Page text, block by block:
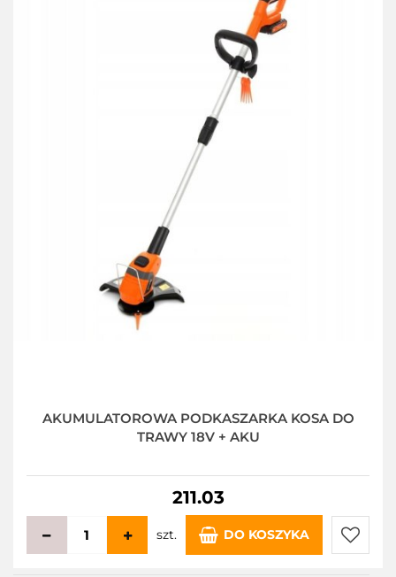
AKUMULATOROWA PODKASZARKA KOSA DO
TRAWY 18V + AKU
211.03
szt. DO KOSZYKA